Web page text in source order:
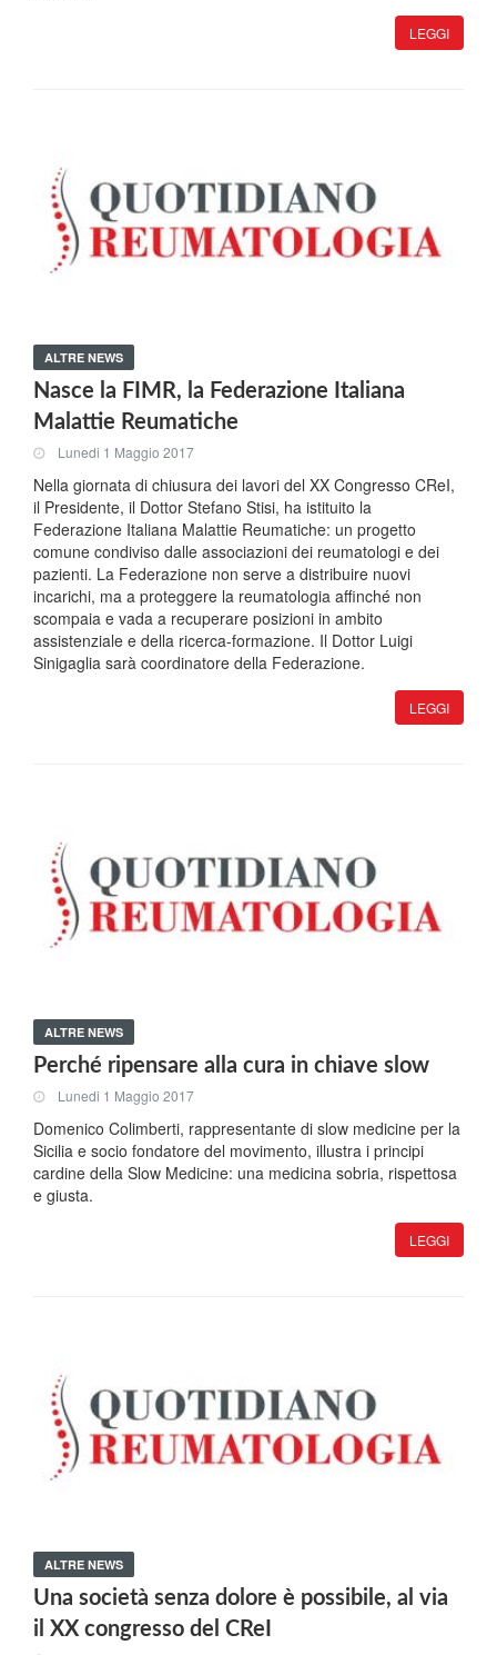
LEGGI
ALTRE NEWS
Nasce la FIMR, la Federazione Italiana
Malattie Reumatiche
Lunedi 1 Maggio 2017
Nella giornata di chiusura dei lavori del XX Congresso CReI,
il Presidente, il Dottor Stefano Stisi, ha istituito la
Federazione Italiana Malattie Reumatiche: un progetto
comune condiviso dalle associazioni dei reumatologi e dei
pazienti. La Federazione non serve a distribuire nuovi
incarichi, ma a proteggere la reumatologia affinché non
scompaia e vada a recuperare posizioni in ambito
assistenziale e della ricerca-formazione. Il Dottor Luigi
Sinigaglia sarà coordinatore della Federazione.
LEGGI
ALTRE NEWS
Perché ripensare alla cura in chiave slow
Lunedi 1 Maggio 2017
Domenico Colimberti, rappresentante di slow medicine per la
Sicilia e socio fondatore del movimento, illustra i principi
cardine della Slow Medicine: una medicina sobria, rispettosa
e giusta.
LEGGI
ALTRE NEWS
Una società senza dolore è possibile, al via
il XX congresso del CReI